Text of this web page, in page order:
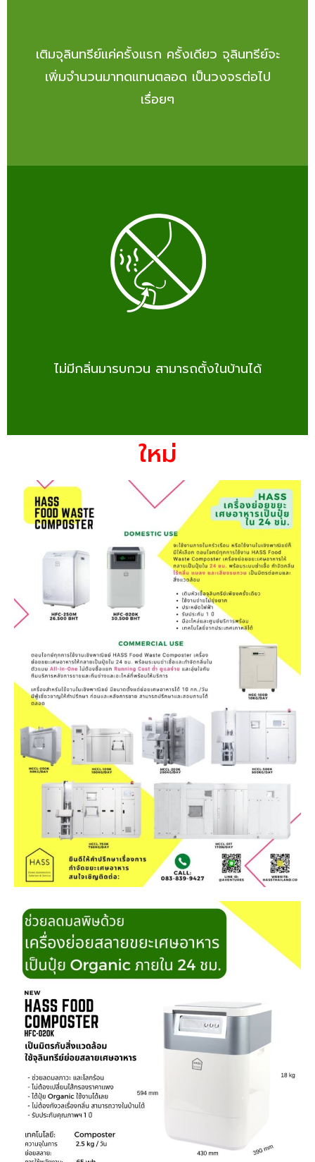
เติมจุลินทรีย์แค่ครั้งแรก ครั้งเดียว จุลินทรีย์จะ
เพิ่มจำนวนมาทดแทนตลอด เป็นวงจรต่อไป
เรื่อยๆ
ไม่มีกลิ่นมารบกวน สามารถตั้งในบ้านได้
ใหม่